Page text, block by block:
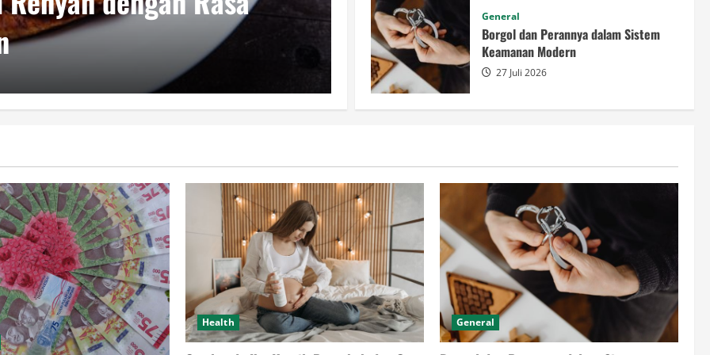
Mengatasinya agar Tetap
admin 2 29 Juli 2026
General
Borgol dan Perannya dalam Sistem
Keamanan Modern
27 Juli 2026
Health General